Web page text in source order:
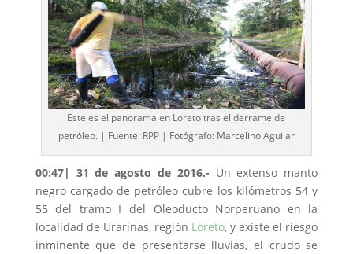
Este es el panorama en Loreto tras el derrame de
petróleo. | Fuente: RPP | Fotógrafo: Marcelino Aguilar
00:47| 31 de agosto de 2016.- Un extenso manto
negro cargado de petróleo cubre los kilómetros 54 y
55 del tramo I del Oleoducto Norperuano en la
localidad de Urarinas, región Loreto, y existe el riesgo
inminente que de presentarse lluvias, el crudo se